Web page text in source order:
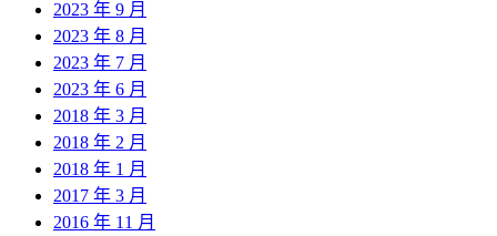
2023 年 9 月
2023 年 8 月
2023 年 7 月
2023 年 6 月
2018 年 3 月
2018 年 2 月
2018 年 1 月
2017 年 3 月
2016 年 11 月